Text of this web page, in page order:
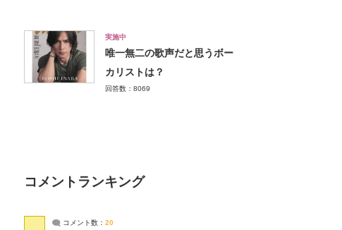
実施中
唯一無二の歌声だと思うボー
カリストは？
回答数：8069
コメントランキング
コメント数： 20